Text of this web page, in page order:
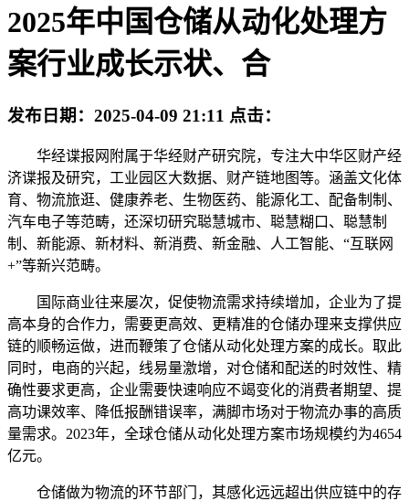
2025年中国仓储从动化处理方
案行业成长示状、合
发布日期： 2025-04-09 21:11 点击：
华经谍报网附属于华经财产研究院，专注大中华区财产经
济谍报及研究，工业园区大数据、财产链地图等。涵盖文化体
育、物流旅逛、健康养老、生物医药、能源化工、配备制制、
汽车电子等范畴，还深切研究聪慧城市、聪慧糊口、聪慧制
制、新能源、新材料、新消费、新金融、人工智能、“互联网
+”等新兴范畴。
国际商业往来屡次，促使物流需求持续增加，企业为了提
高本身的合作力，需要更高效、更精准的仓储办理来支撑供应
链的顺畅运做，进而鞭策了仓储从动化处理方案的成长。取此
同时，电商的兴起，线易量激增，对仓储和配送的时效性、精
确性要求更高，企业需要快速响应不竭变化的消费者期望、提
高功课效率、降低报酬错误率，满脚市场对于物流办事的高质
量需求。2023年，全球仓储从动化处理方案市场规模约为4654
亿元。
仓储做为物流的环节部门，其感化远远超出供应链中的存